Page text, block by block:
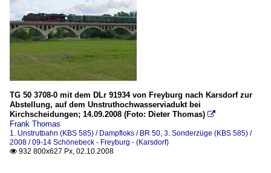
TG 50 3708-0 mit dem DLr 91934 von Freyburg nach Karsdorf zur
Abstellung, auf dem Unstruthochwasserviadukt bei
Kirchscheidungen; 14.09.2008 (Foto: Dieter Thomas) 
Frank Thomas
1. Unstrutbahn (KBS 585) / Dampfloks / BR 50, 3. Sonderzüge (KBS 585) /
2008 / 09-14 Schönebeck - Freyburg - (Karsdorf)
 932 800x627 Px, 02.10.2008